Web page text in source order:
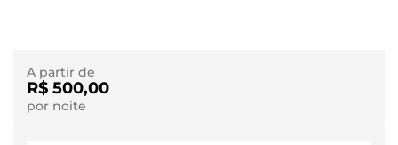
A partir de
R$ 500,00
por noite